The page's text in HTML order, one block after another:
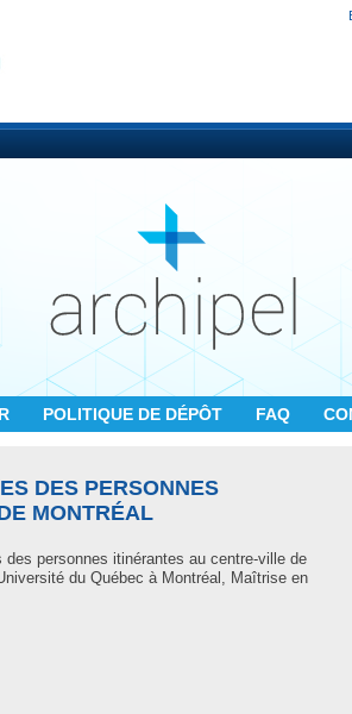
POLITIQUE DE DÉPÔT FAQ
DES PERSONNES
MONTRÉAL
personnes itinérantes au centre-ville de
du Québec à Montréal, Maîtrise en